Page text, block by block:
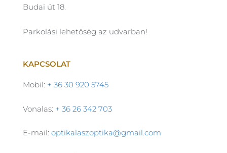
Budai út 18.
Parkolási lehetőség az udvarban!
KAPCSOLAT
Mobil: + 36 30 920 5745
Vonalas: + 36 26 342 703
E-mail: optikalaszoptika@gmail.com